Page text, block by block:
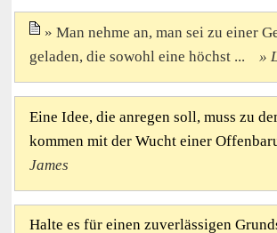
Man nehme an, man sei zu einer
geladen, die sowohl eine höchst ...
Eine Idee, die anregen soll, muss zu
kommen mit der Wucht einer
James
Halte es für einen zuverlässigen